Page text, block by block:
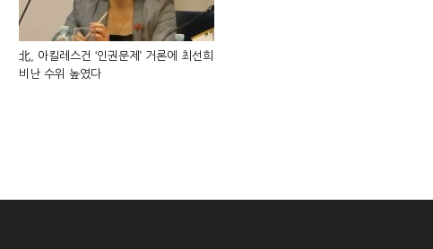
北, 아킬레스건 ‘인권문제’ 거론에 최선희
비난 수위 높였다